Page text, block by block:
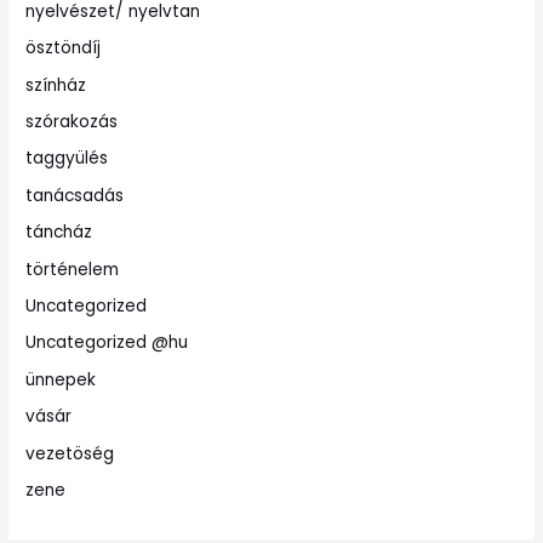
nyelvészet/ nyelvtan
ösztöndíj
színház
szórakozás
taggyülés
tanácsadás
táncház
történelem
Uncategorized
Uncategorized @hu
ünnepek
vásár
vezetöség
zene